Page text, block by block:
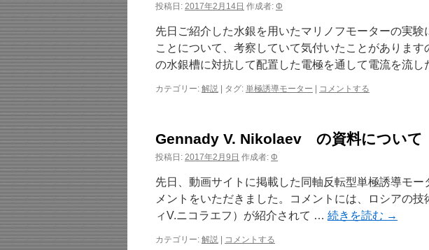
投稿日: 2017年2月14日 作成者: Φ
先日ご紹介した水銀を用いたマリノフモーターの実
ことについて、考察していて気付いたことがありま
の水銀槽に対抗して配置した電極を通して電流を流
カテゴリー: 解説 タグ: 単極誘導モーター コメントする
Gennady V. Nikolaev の資料について
投稿日: 2017年2月9日 作成者: Φ
先日、動画サイトに掲載した同軸反転型単極誘導モー
メントをいただきました。コメントには、ロシアの
ィV.ニコラエフ）が紹介されて … 続きを読む →
カテゴリー: 解説 コメントする